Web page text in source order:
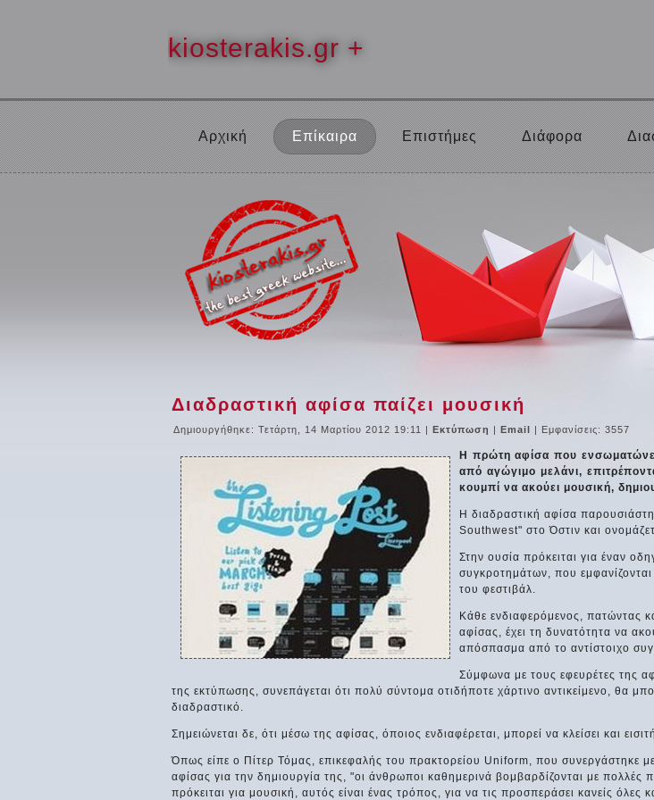
kiosterakis.gr +
Αρχική Επίκαιρα Επιστήμες Διάφορα
Διαδραστική αφίσα παίζει μουσική
Δημιουργήθηκε: Τετάρτη, 14 Μαρτίου 2012 19:11 | Εκτύπωση | Email | Εμφανίσεις: 3557
Η πρώτη αφίσα που
από αγώγιμο μελάνι,
κουμπί να ακούει μουσική,
Η διαδραστική αφίσα
Southwest" στο Όστιν και
Στην ουσία πρόκειται για έναν
συγκροτημάτων, που
του φεστιβάλ.
Κάθε ενδιαφερόμενος, πατώντας
αφίσας, έχει τη δυνατότητα να
απόσπασμα από το αντίστοιχο
Σύμφωνα με τους εφευρέτες της
της εκτύπωσης, συνεπάγεται ότι πολύ σύντομα οτιδήποτε χάρτινο αντικείμενο, θα
διαδραστικό.
Σημειώνεται δε, ότι μέσω της αφίσας, όποιος ενδιαφέρεται, μπορεί να κλείσει και
Όπως είπε ο Πίτερ Τόμας, επικεφαλής του πρακτορείου Uniform, που συνεργάστηκε
αφίσας για την δημιουργία της, "οι άνθρωποι καθημερινά βομβαρδίζονται με πολλές
πρόκειται για μουσική, αυτός είναι ένας τρόπος, για να τις προσπεράσει κανείς όλες